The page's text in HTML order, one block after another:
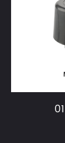
01